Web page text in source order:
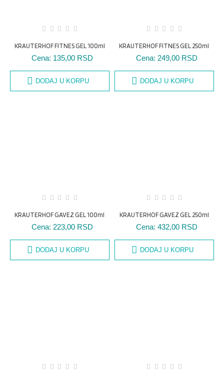
KRAUTERHOF FITNES GEL 100ml
Cena: 135,00 RSD
DODAJ U KORPU
KRAUTERHOF FITNES GEL 250ml
Cena: 249,00 RSD
DODAJ U KORPU
KRAUTERHOF GAVEZ GEL 100ml
Cena: 223,00 RSD
DODAJ U KORPU
KRAUTERHOF GAVEZ GEL 250ml
Cena: 432,00 RSD
DODAJ U KORPU